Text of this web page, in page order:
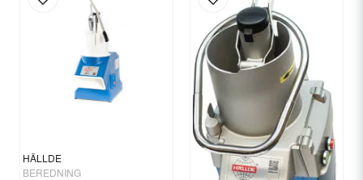
HÄLLDE
BEREDNING
E-postadress
Ja, ni får publicera min fråga